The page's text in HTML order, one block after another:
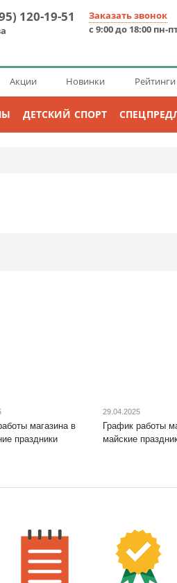
120-19-51
Заказать звонок
с 9:00 до 18:00 пн-
Акции Новинки Рейтинги
ДЕТСКИЙ СПОРТ
магазина в
праздники
29.04.2025
График работы
майские